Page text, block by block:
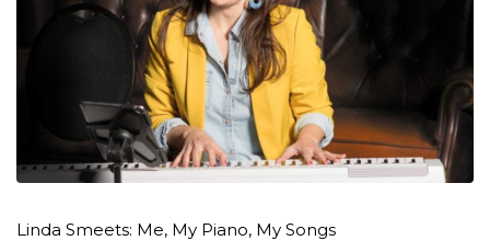
Linda Smeets: Me, My Piano, My Songs